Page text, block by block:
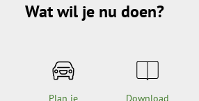
Wat wil je nu doen?
Plan je
Download